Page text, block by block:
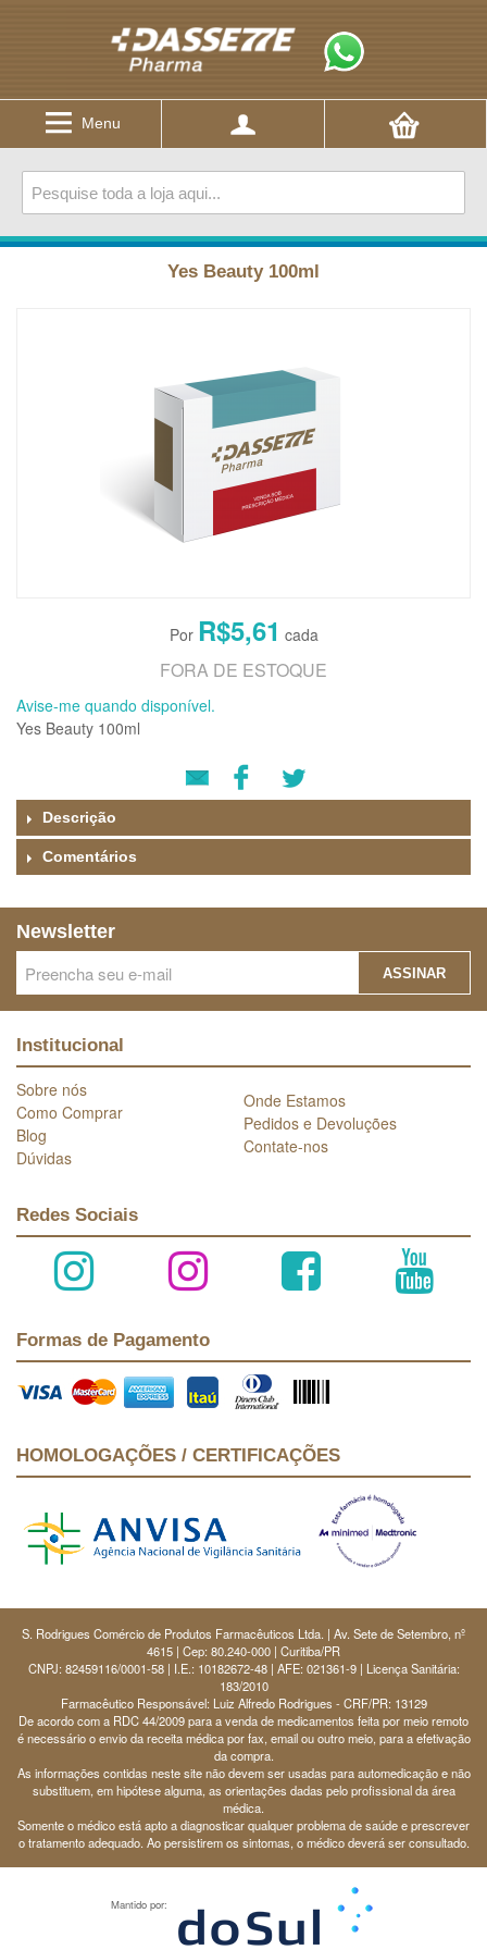
Menu
Yes Beauty 100ml
R$5,61
FORA DE ESTOQUE
Avise-me quando disponível.
Yes Beauty 100ml
Descrição
Comentários
Newsletter
ASSINAR
Institucional
Sobre nós
Como Comprar
Blog
Dúvidas
Onde Estamos
Pedidos e Devoluções
Contate-nos
Redes Sociais
Formas de Pagamento
HOMOLOGAÇÕES / CERTIFICAÇÕES
S. Rodrigues Comércio de Produtos Farmacêuticos Ltda. | Av. Sete de Setembro, nº
4615 | Cep: 80.240-000 | Curitiba/PR
CNPJ: 82459116/0001-58 | I.E.: 10182672-48 | AFE: 021361-9 | Licença Sanitária:
183/2010
Farmacêutico Responsável: Luiz Alfredo Rodrigues - CRF/PR: 13129
De acordo com a RDC 44/2009 para a venda de medicamentos feita por meio remoto
é necessário o envio da receita médica por fax, email ou outro meio, para a efetivação
da compra.
As informações contidas neste site não devem ser usadas para automedicação e não
substituem, em hipótese alguma, as orientações dadas pelo profissional da área
médica.
Somente o médico está apto a diagnosticar qualquer problema de saúde e prescrever
o tratamento adequado. Ao persistirem os sintomas, o médico deverá ser consultado.
Mantido por: